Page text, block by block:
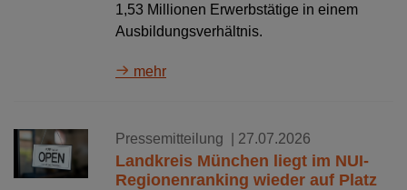
1,53 Millionen Erwerbstätige in einem
Ausbildungsverhältnis.
mehr
Pressemitteilung | 27.07.2026
Landkreis München liegt im NUI-
Regionenranking wieder auf Platz